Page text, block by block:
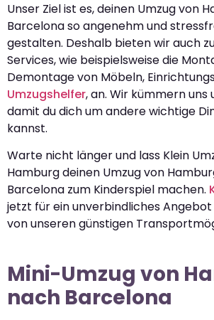
Unser Ziel ist es, deinen Umzug von
Barcelona so angenehm und
gestalten. Deshalb bieten wir auch
Services, wie beispielsweise die
Demontage von Möbeln,
Umzugshelfer, an. Wir kümmern uns
damit du dich um andere wichtige
kannst.
Warte nicht länger und lass Klein
Hamburg deinen Umzug von
Barcelona zum Kinderspiel machen.
jetzt für ein unverbindliches
von unseren günstigen
Mini-Umzug von
nach Barcelona